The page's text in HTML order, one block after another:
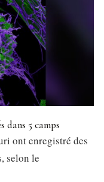
dans 5 camps
ont enregistré des
selon le